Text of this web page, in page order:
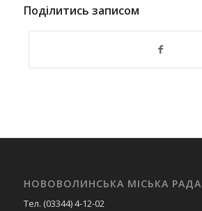
Поділитись записом
НОВОВОЛИНСЬКА МІСЬКА РАДА
Тел. (03344) 4-12-02